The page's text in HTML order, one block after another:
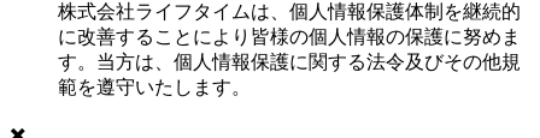
株式会社ライフタイムは、個人情報保護体制を継続的
に改善することにより皆様の個人情報の保護に努めま
す。当方は、個人情報保護に関する法令及びその他規
範を遵守いたします。
✖️